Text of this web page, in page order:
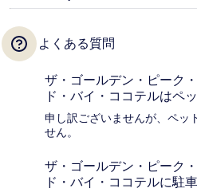
よくある質問
ザ・ゴールデン・ピーク
ド・バイ・ココテルはペ
申し訳ございませんが、ペッ
せん。
ザ・ゴールデン・ピーク
ド・バイ・ココテルに駐